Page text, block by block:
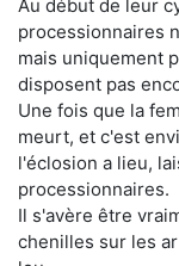
Au début de leur
processionnaires
mais uniquement
disposent pas
Une fois que la
meurt, et c'est
l'éclosion a lieu,
processionnaires.
Il s'avère être
chenilles sur les